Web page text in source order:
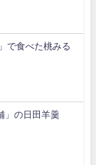
で食べた桃みる
」の日田羊羹